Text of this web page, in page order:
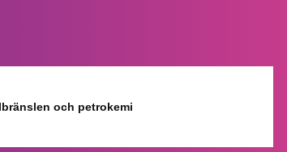
och petrokemi